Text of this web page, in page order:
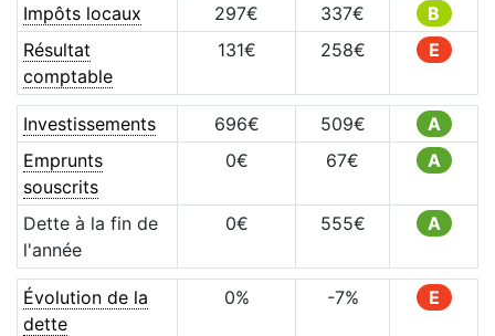
Impôts locaux 297€ 337€
B
Résultat
comptable
131€ 258€ E
Investissements 696€ 509€
A
Emprunts
souscrits
0€ 67€ A
Dette à la fin de
l'année
0€ 555€ A
Évolution de la
dette
0% -7% E